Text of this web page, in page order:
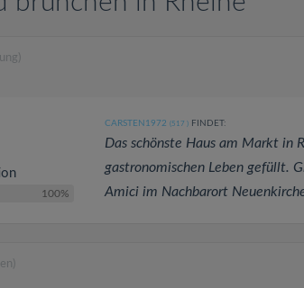
100%
CARSTEN1972 (517 )FINDET:
Das schönste Haus am Markt in
gastronomischen Leben gefüllt.
Amici im Nachbarort